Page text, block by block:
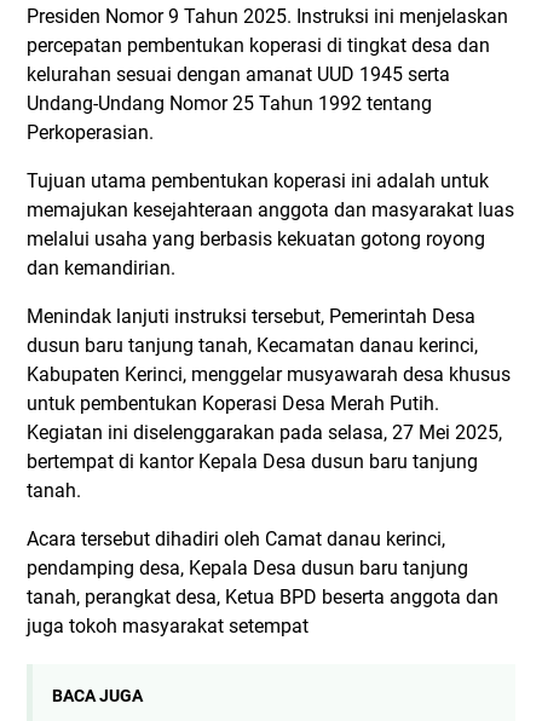
Presiden Nomor 9 Tahun 2025. Instruksi ini menjelaskan
percepatan pembentukan koperasi di tingkat desa dan
kelurahan sesuai dengan amanat UUD 1945 serta
Undang-Undang Nomor 25 Tahun 1992 tentang
Perkoperasian.
Tujuan utama pembentukan koperasi ini adalah untuk
memajukan kesejahteraan anggota dan masyarakat luas
melalui usaha yang berbasis kekuatan gotong royong
dan kemandirian.
Menindak lanjuti instruksi tersebut, Pemerintah Desa
dusun baru tanjung tanah, Kecamatan danau kerinci,
Kabupaten Kerinci, menggelar musyawarah desa khusus
untuk pembentukan Koperasi Desa Merah Putih.
Kegiatan ini diselenggarakan pada selasa, 27 Mei 2025,
bertempat di kantor Kepala Desa dusun baru tanjung
tanah.
Acara tersebut dihadiri oleh Camat danau kerinci,
pendamping desa, Kepala Desa dusun baru tanjung
tanah, perangkat desa, Ketua BPD beserta anggota dan
juga tokoh masyarakat setempat
BACA JUGA